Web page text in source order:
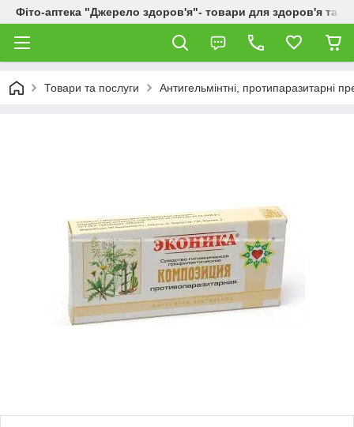
Фіто-аптека "Джерело здоров'я"- товари для здоров'я та
Товари та послуги Антигельмінтні, протипаразитарні